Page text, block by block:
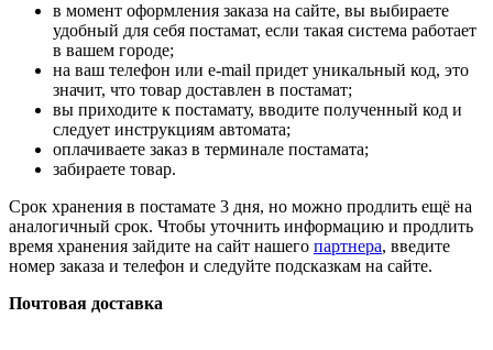
в момент оформления заказа на сайте, вы выбираете
удобный для себя постамат, если такая система работает
в вашем городе;
на ваш телефон или e-mail придет уникальный код, это
значит, что товар доставлен в постамат;
вы приходите к постамату, вводите полученный код и
следует инструкциям автомата;
оплачиваете заказ в терминале постамата;
забираете товар.
Срок хранения в постамате 3 дня, но можно продлить ещё на
аналогичный срок. Чтобы уточнить информацию и продлить
время хранения зайдите на сайт нашего партнера, введите
номер заказа и телефон и следуйте подсказкам на сайте.
Почтовая доставка